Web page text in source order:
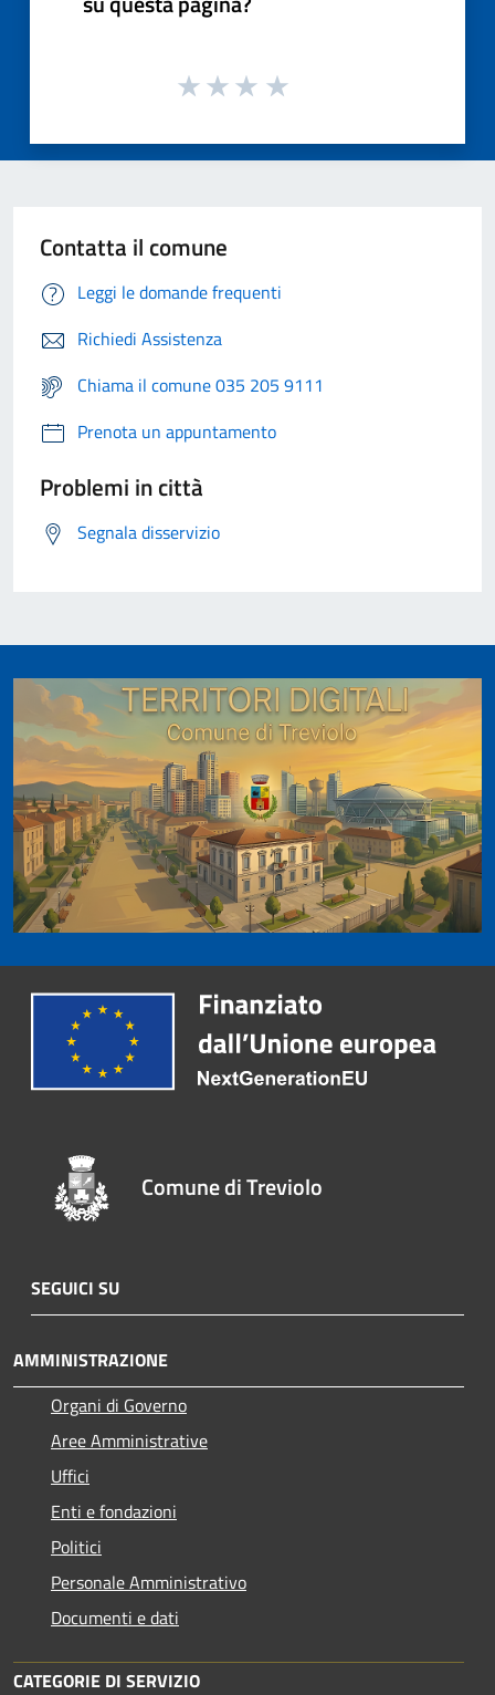
Contatta il comune
Leggi le domande frequenti
Richiedi Assistenza
Chiama il comune 035 205 9111
Prenota un appuntamento
Problemi in città
Segnala disservizio
Comune di Treviolo
SEGUICI SU
AMMINISTRAZIONE
Organi di Governo
Aree Amministrative
Uffici
Enti e fondazioni
Politici
Personale Amministrativo
Documenti e dati
CATEGORIE DI SERVIZIO